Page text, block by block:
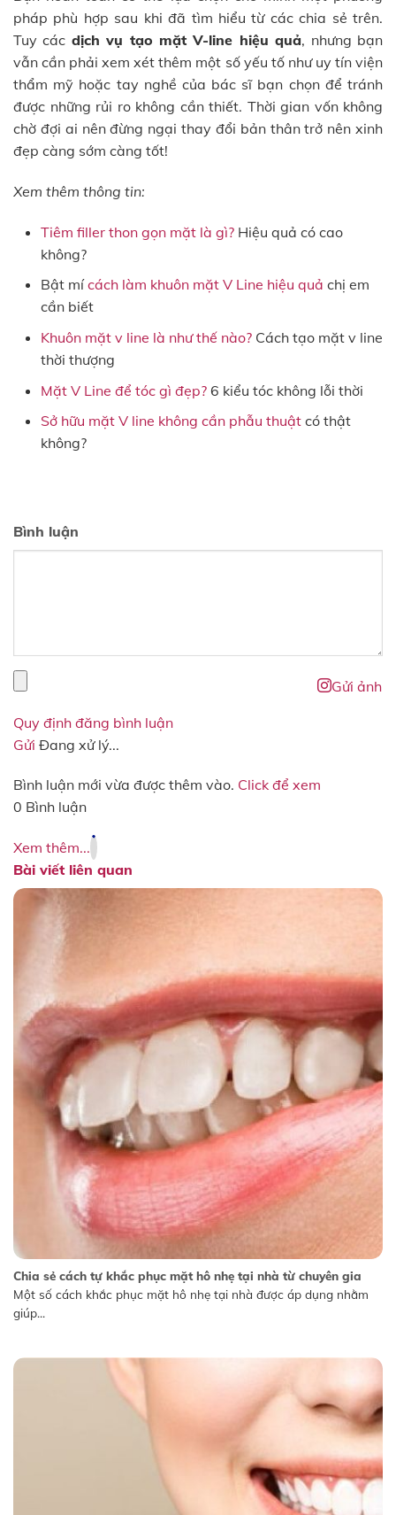
pháp phù hợp sau khi đã tìm hiểu từ các chia sẻ trên.
Tuy các dịch vụ tạo mặt V-line hiệu quả, nhưng bạn
vẫn cần phải xem xét thêm một số yếu tố như uy tín viện
thẩm mỹ hoặc tay nghề của bác sĩ bạn chọn để tránh
được những rủi ro không cần thiết. Thời gian vốn không
chờ đợi ai nên đừng ngại thay đổi bản thân trở nên xinh
đẹp càng sớm càng tốt!
Xem thêm thông tin:
Tiêm filler thon gọn mặt là gì?Hiệu quả có cao
không?
Bật mícách làm khuôn mặt V Line hiệu quả chị em
cần biết
Khuôn mặt v line là như thế nào?Cách tạo mặt v line
thời thượng
Mặt V Line để tóc gì đẹp?6 kiểu tóc không lỗi thời
Sở hữu mặt V line không cần phẫu thuậtcó thật
không?
Bình luận
Gửi ảnh
Quy định đăng bình luận
Gửi Đang xử lý...
Bình luận mới vừa được thêm vào. Click để xem
0 Bình luận
Xem thêm...
Bài viết liên quan
Chia sẻ cách tự khắc phục mặt hô nhẹ tại nhà từ chuyên gia
Một số cách khắc phục mặt hô nhẹ tại nhà được áp dụng nhằm
giúp...